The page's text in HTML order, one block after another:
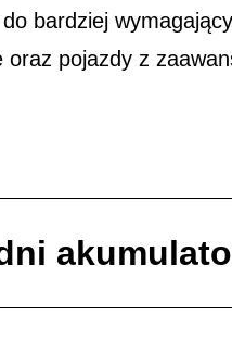
bardziej
pojazdy z